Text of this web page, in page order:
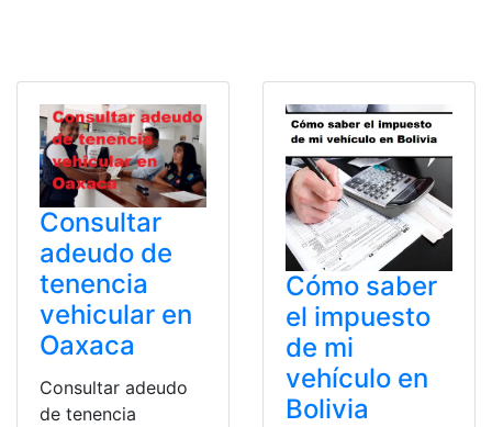
Consultar
adeudo de
tenencia
vehicular en
Oaxaca
Consultar adeudo
de tenencia
Cómo saber
el impuesto
de mi
vehículo en
Bolivia